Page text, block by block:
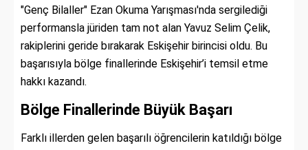
"Genç Bilaller" Ezan Okuma Yarışması'nda sergilediği
performansla jüriden tam not alan Yavuz Selim Çelik,
rakiplerini geride bırakarak Eskişehir birincisi oldu. Bu
başarısıyla bölge finallerinde Eskişehir’i temsil etme
hakkı kazandı.
Bölge Finallerinde Büyük Başarı
Farklı illerden gelen başarılı öğrencilerin katıldığı bölge